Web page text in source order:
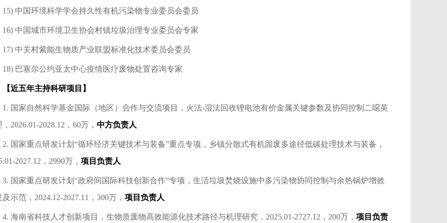
15) 中国环境科学学会持久性有机污染物专业委员会委员
16) 中国城市环境卫生协会村镇垃圾治理专业委员会专家
17) 中关村紫能生物质产业联盟标准化技术委员会委员
18) 巴塞尔公约亚太中心疫情医疗废物处置咨询专家
【近五年主持科研项目】
1. 国家自然科学基金国际（地区）合作与交流项目，火法-湿法回收锂电池有价金属关键参数及协同控制二噁英
2026.01-2028.12，60万， 中方负责人
2. 国家重点研发计划“循环经济关键技术与装备”重点专项，乡镇分散式有机固废多途径低碳处理技术与装备，
2027.12，2990万， 项目负责人
3. 国家重点研发计划“政府间国际科技创新合作”专项，生活垃圾焚烧设施中多污染物协同控制与余热锅炉增效
示范，2024.12-2027.11，300万， 项目负责人
4. 海南省科技人才创新项目，生物质废物高效能源化技术路径与机理研究，2025.01-2727.12，200万， 项目负责